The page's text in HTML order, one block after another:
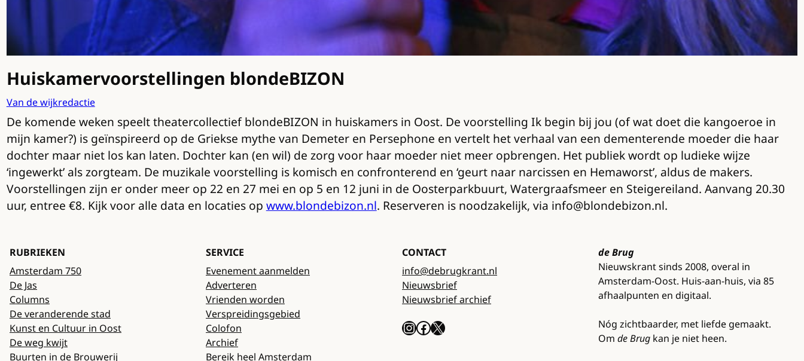
Huiskamervoorstellingen blondeBIZON
Van de wijkredactie
De komende weken speelt theatercollectief blondeBIZON in huiskamers in Oost. De voorstelling Ik begin bij jou (of wat doet die kangoeroe in
mijn kamer?) is geïnspireerd op de Griekse mythe van Demeter en Persephone en vertelt het verhaal van een dementerende moeder die haar
dochter maar niet los kan laten. Dochter kan (en wil) de zorg voor haar moeder niet meer opbrengen. Het publiek wordt op ludieke wijze
‘ingewerkt’ als zorgteam. De muzikale voorstelling is komisch en confronterend en ‘geurt naar narcissen en Hemaworst’, aldus de makers.
Voorstellingen zijn er onder meer op 22 en 27 mei en op 5 en 12 juni in de Oosterparkbuurt, Watergraafsmeer en Steigereiland. Aanvang 20.30
uur, entree €8. Kijk voor alle data en locaties op www.blondebizon.nl. Reserveren is noodzakelijk, via info@blondebizon.nl.
RUBRIEKEN
Amsterdam 750
De Jas
Columns
De veranderende stad
Kunst en Cultuur in Oost
De weg kwijt
Buurten in de Brouwerij
SERVICE
Evenement aanmelden
Adverteren
Vrienden worden
Verspreidingsgebied
Colofon
Archief
Bereik heel Amsterdam
CONTACT
info@debrugkrant.nl
Nieuwsbrief
Nieuwsbrief archief
InstagramFacebook X
de Brug
Nieuwskrant sinds 2008, overal in
Amsterdam-Oost. Huis-aan-huis, via 85
afhaalpunten en digitaal.
Nóg zichtbaarder, met liefde gemaakt.
Om de Brug kan je niet heen.